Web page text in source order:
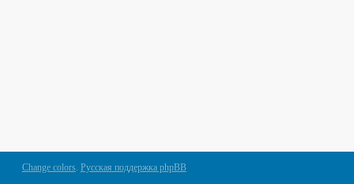
Change colors. Русская поддержка phpBB